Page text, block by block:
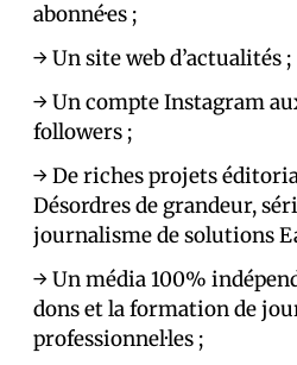
abonné·es ;
→ Un site web d’actualités ;
→ Un compte Instagram
followers ;
→ De riches projets
Désordres de grandeur,
journalisme de solutions
→ Un média 100%
dons et la formation de
professionnel·les ;